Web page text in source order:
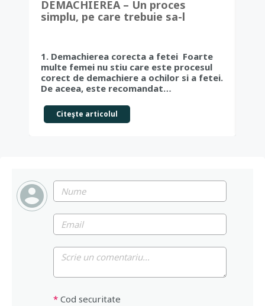
DEMACHIEREA – Un proces
simplu, pe care trebuie sa-l
1. Demachierea corecta a fetei Foarte
multe femei nu stiu care este procesul
corect de demachiere a ochilor si a fetei.
De aceea, este recomandat…
Citeşte articolul
* Cod securitate